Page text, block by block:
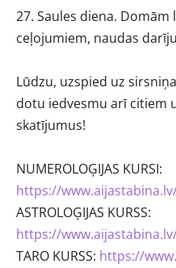
27. Saules diena. Domām
ceļojumiem, naudas
Lūdzu, uzspied uz
dotu iedvesmu arī citiem
skatījumus!
NUMEROLOĢIJAS KURSI:
https://
ASTROLOĢIJAS KURSS:
https://
TARO KURSS: https://